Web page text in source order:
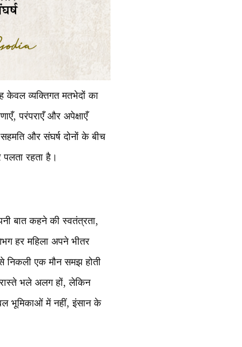
केवल व्यक्तिगत मतभेदों का
परंपराएँ और अपेक्षाएँ
और संघर्ष दोनों के बीच
रहता है।
बात कहने की स्वतंत्रता,
हर महिला अपने भीतर
निकली एक मौन समझ होती
भले अलग हों, लेकिन
भूमिकाओं में नहीं, इंसान के